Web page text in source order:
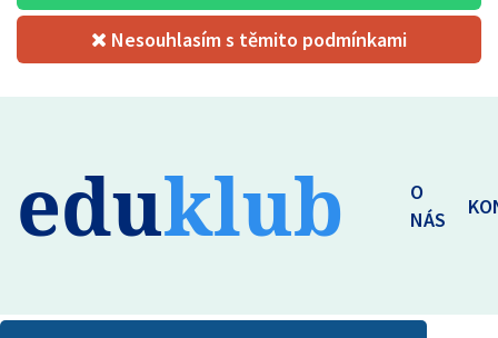
Nesouhlasím s těmito podmínkami
eduklub
O
NÁS